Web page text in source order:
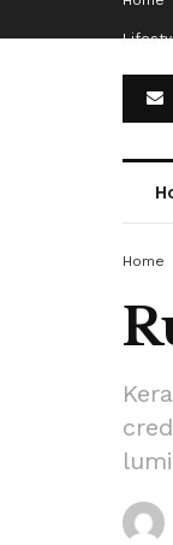
Home